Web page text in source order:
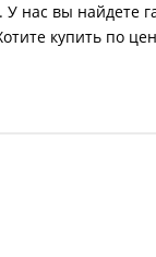
У нас вы найдете
купить по